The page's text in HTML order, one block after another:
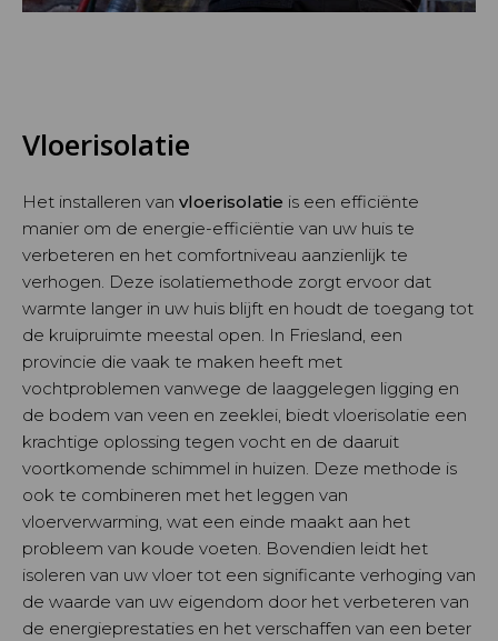
Vloerisolatie
Het installeren van vloerisolatie is een efficiënte
manier om de energie-efficiëntie van uw huis te
verbeteren en het comfortniveau aanzienlijk te
verhogen. Deze isolatiemethode zorgt ervoor dat
warmte langer in uw huis blijft en houdt de toegang tot
de kruipruimte meestal open. In Friesland, een
provincie die vaak te maken heeft met
vochtproblemen vanwege de laaggelegen ligging en
de bodem van veen en zeeklei, biedt vloerisolatie een
krachtige oplossing tegen vocht en de daaruit
voortkomende schimmel in huizen. Deze methode is
ook te combineren met het leggen van
vloerverwarming, wat een einde maakt aan het
probleem van koude voeten. Bovendien leidt het
isoleren van uw vloer tot een significante verhoging van
de waarde van uw eigendom door het verbeteren van
de energieprestaties en het verschaffen van een beter